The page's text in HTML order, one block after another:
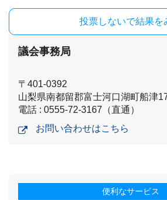
投票しないで結果を
議会事務局
〒401-0392
山梨県南都留郡富士河口湖町船津
電話 : 0555-72-3167（直通）
お問い合わせはこちら
便利なサービス